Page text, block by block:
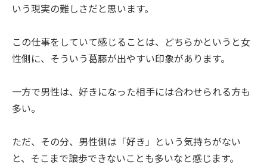
いう現実の難しさだと思います。
この仕事をしていて感じることは、どちらかというと女
性側に、そういう葛藤が出やすい印象があります。
一方で男性は、好きになった相手には合わせられる方も
多い。
ただ、その分、男性側は「好き」という気持ちがない
と、そこまで譲歩できないことも多いなと感じます。